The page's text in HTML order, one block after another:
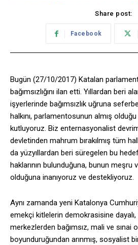
Share post:
Facebook
Bugün (27/10/2017) Katalan
bağımsızlığını ilan etti. Yıllardan beri
işyerlerinde bağımsızlık uğruna
halkını, parlamentosunun almış
kutluyoruz. Biz enternasyonalist
devletinden mahrum bırakılmış tüm
da yüzyıllardan beri süregelen bu
haklarının bulunduğuna, bunun meşru
olduğuna inanıyoruz ve destekliyoruz.
Aynı zamanda yeni Katalonya
emekçi kitlelerin demokrasisine
merkezlerden bağımsız, mali ve sınai
boyunduruğundan arınmış, sosyalist